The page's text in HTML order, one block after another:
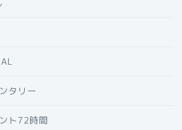
タリー
ト72時間